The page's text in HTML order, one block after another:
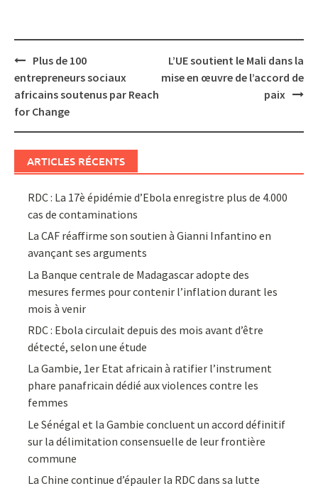
Post
navigation
Plus de 100
entrepreneurs sociaux
africains soutenus par Reach
for Change
L’UE soutient le Mali dans la
mise en œuvre de l’accord de
paix
ARTICLES RÉCENTS
RDC : La 17è épidémie d’Ebola enregistre plus de 4.000
cas de contaminations
La CAF réaffirme son soutien à Gianni Infantino en
avançant ses arguments
La Banque centrale de Madagascar adopte des
mesures fermes pour contenir l’inflation durant les
mois à venir
RDC : Ebola circulait depuis des mois avant d’être
détecté, selon une étude
La Gambie, 1er Etat africain à ratifier l’instrument
phare panafricain dédié aux violences contre les
femmes
Le Sénégal et la Gambie concluent un accord définitif
sur la délimitation consensuelle de leur frontière
commune
La Chine continue d’épauler la RDC dans sa lutte